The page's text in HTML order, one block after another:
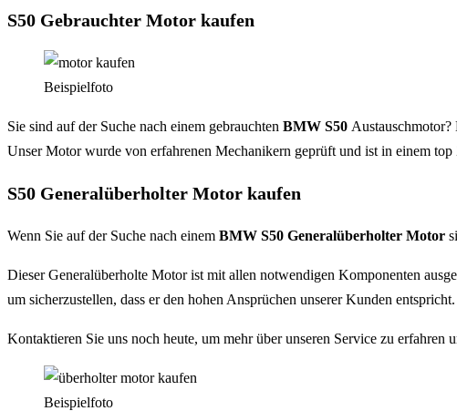
S50 Gebrauchter Motor kaufen
Beispielfoto
Sie sind auf der Suche nach einem gebrauchten BMW S50
Unser Motor wurde von erfahrenen Mechanikern geprüft und ist in einem
S50 Generalüberholter Motor kaufen
Wenn Sie auf der Suche nach einem BMW S50 Generalüberholter Motor
Dieser Generalüberholte Motor ist mit allen notwendigen Komponenten
um sicherzustellen, dass er den hohen Ansprüchen unserer Kunden
Kontaktieren Sie uns noch heute, um mehr über unseren Service zu erfahren
Beispielfoto